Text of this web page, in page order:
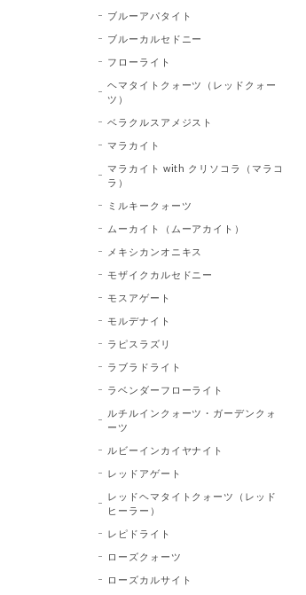
ブルーアパタイト
ブルーカルセドニー
フローライト
ヘマタイトクォーツ（レッドクォー
ツ）
ベラクルスアメジスト
マラカイト
マラカイト with クリソコラ（マラコ
ラ）
ミルキークォーツ
ムーカイト（ムーアカイト）
メキシカンオニキス
モザイクカルセドニー
モスアゲート
モルデナイト
ラピスラズリ
ラブラドライト
ラベンダーフローライト
ルチルインクォーツ・ガーデンクォ
ーツ
ルビーインカイヤナイト
レッドアゲート
レッドヘマタイトクォーツ（レッド
ヒーラー）
レピドライト
ローズクォーツ
ローズカルサイト